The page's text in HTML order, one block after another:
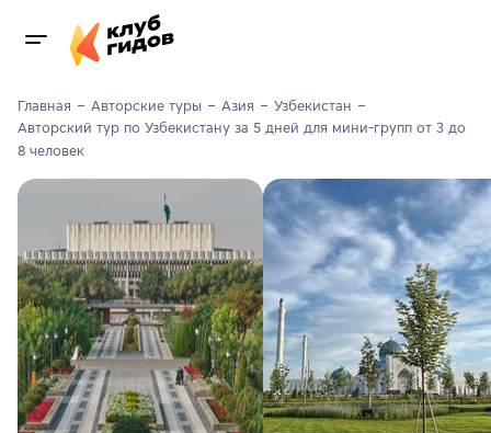
Главная Авторские туры Азия
Узбекистан
Авторский тур по Узбекистану за 5 дней для мини-групп от 3 до
8 человек